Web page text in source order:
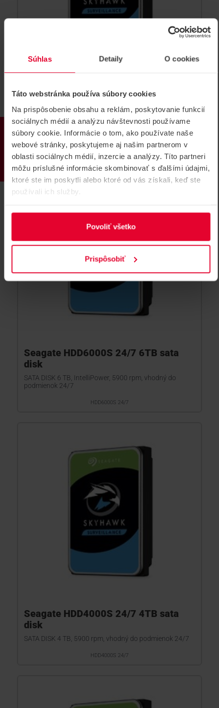
Súhlas Detaily O cookies
Táto webstránka používa súbory cookies
Na prispôsobenie obsahu a reklám, poskytovanie funkcií
sociálnych médií a analýzu návštevnosti používame
súbory cookie. Informácie o tom, ako používate naše
webové stránky, poskytujeme aj našim partnerom v
oblasti sociálnych médií, inzercie a analýzy. Títo partneri
môžu príslušné informácie skombinovať s ďalšími údajmi,
ktoré ste im poskytli alebo ktoré od vás získali, keď ste
používali ich služby.
Povoliť všetko
Prispôsobiť
PRODUKTY
Seagate HDD8000S 24/7 8TB sata
SATA DISK 8 TB, IntelliPower, 5900 rpm, vhodný do
podmienok 24/7
HDD8000S 24/7
Seagate HDD6000S 24/7 6TB sata
disk
SATA DISK 6 TB, IntelliPower, 5900 rpm, vhodný do
podmienok 24/7
HDD6000S 24/7
Seagate HDD4000S 24/7 4TB sata
disk
SATA DISK 4 TB, 5900 rpm, vhodný do podmienok 24/7
HDD4000S 24/7